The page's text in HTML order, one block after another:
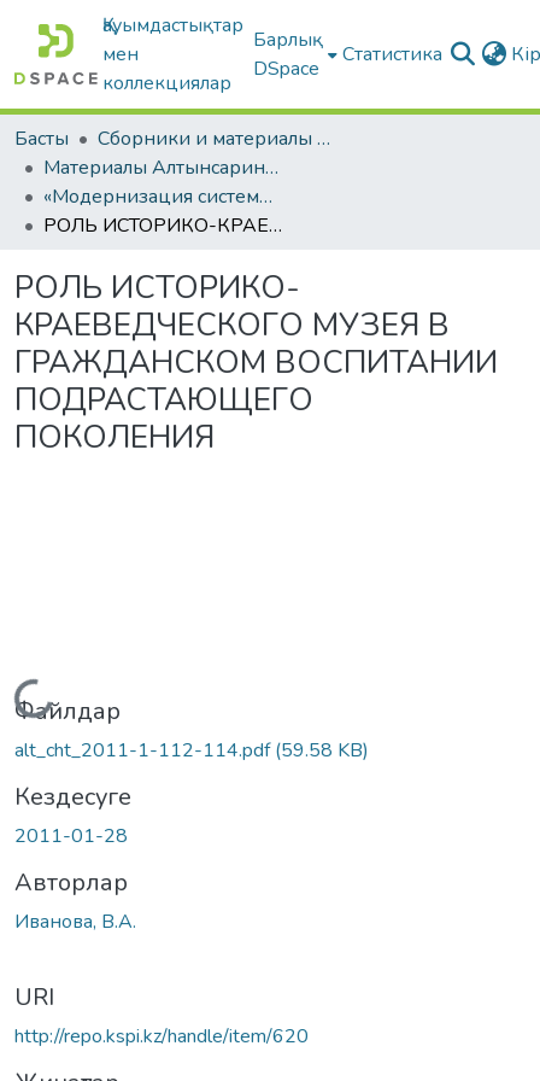
Қауымдастықтар
мен
коллекциялар
Барлық
DSpace
Статистика
Басты
Сборники и материалы конференций
Материалы Алтынсаринских педагогических чтений
«Модернизация системы образования как основа устойчивого развития казахстанского общества»
РОЛЬ ИСТОРИКО-КРАЕВЕДЧЕСКОГО МУЗЕЯ В ГРАЖДАНСКОМ ВОСПИТАНИИ ПОДРАСТАЮЩЕГО ПОКОЛЕНИЯ
РОЛЬ ИСТОРИКО-
КРАЕВЕДЧЕСКОГО МУЗЕЯ В
ГРАЖДАНСКОМ ВОСПИТАНИИ
ПОДРАСТАЮЩЕГО
ПОКОЛЕНИЯ
Жүктеу...
Файлдар
alt_cht_2011-1-112-114.pdf(59.58 KB)
Кездесуге
2011-01-28
Авторлар
Иванова, В.А.
URI
http://repo.kspi.kz/handle/item/620